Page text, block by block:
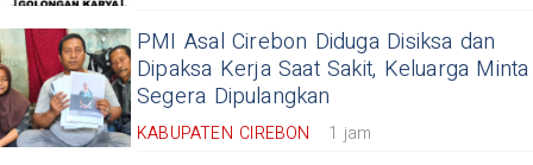
PMI Asal Cirebon Diduga Disiksa dan
Dipaksa Kerja Saat Sakit, Keluarga Minta
Segera Dipulangkan
KABUPATEN CIREBON 1 jam